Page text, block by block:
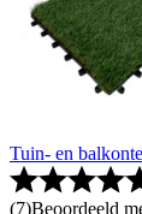
Tuin- en
(7)Beoordeeld